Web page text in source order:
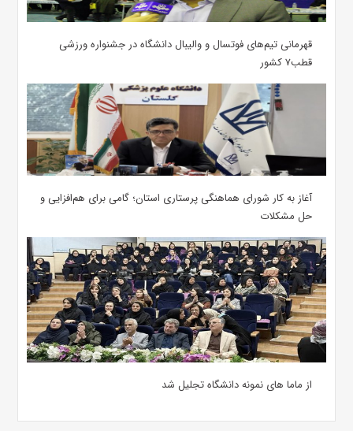
قهرمانی تیم‌های فوتسال و والیبال دانشگاه در جشنواره ورزشی
قطب۷ کشور
آغاز به کار شورای هماهنگی پرستاری استان؛ گامی برای هم‌افزایی و
حل مشکلات
از ماما های نمونه دانشگاه تجلیل شد